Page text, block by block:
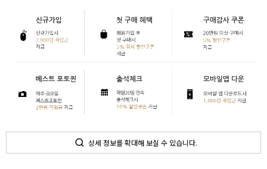
상세 정보를 확대해 보실 수 있습니다.